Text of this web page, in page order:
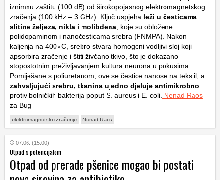
iznimnu zaštitu (100 dB) od širokopojasnog elektromagnetskog
zračenja (100 kHz – 3 GHz). Ključ uspjeha leži u česticama
slitine željeza, nikla i molibdena , koje su obložene
polidopaminom i nanočesticama srebra (FNMPA). Nakon
kaljenja na 400∘C , srebro stvara homogeni vodljivi sloj koji
apsorbira zračenje i štiti živčano tkivo, što je dokazano
stopostotnim preživljavanjem kultura neurona u pokusima.
Pomiješane s poliuretanom, ove se čestice nanose na tekstil, a
zahvaljujući srebru, tkanina ujedno djeluje antimikrobno
protiv bolničkih bakterija poput S. aureus i E. coli Nenad Raos
za Bug
elektromagnetsko zračenje Nenad Raos
07.06. (15:00)
Otpad s potencijalom
Otpad od prerade pšenice mogao bi postati